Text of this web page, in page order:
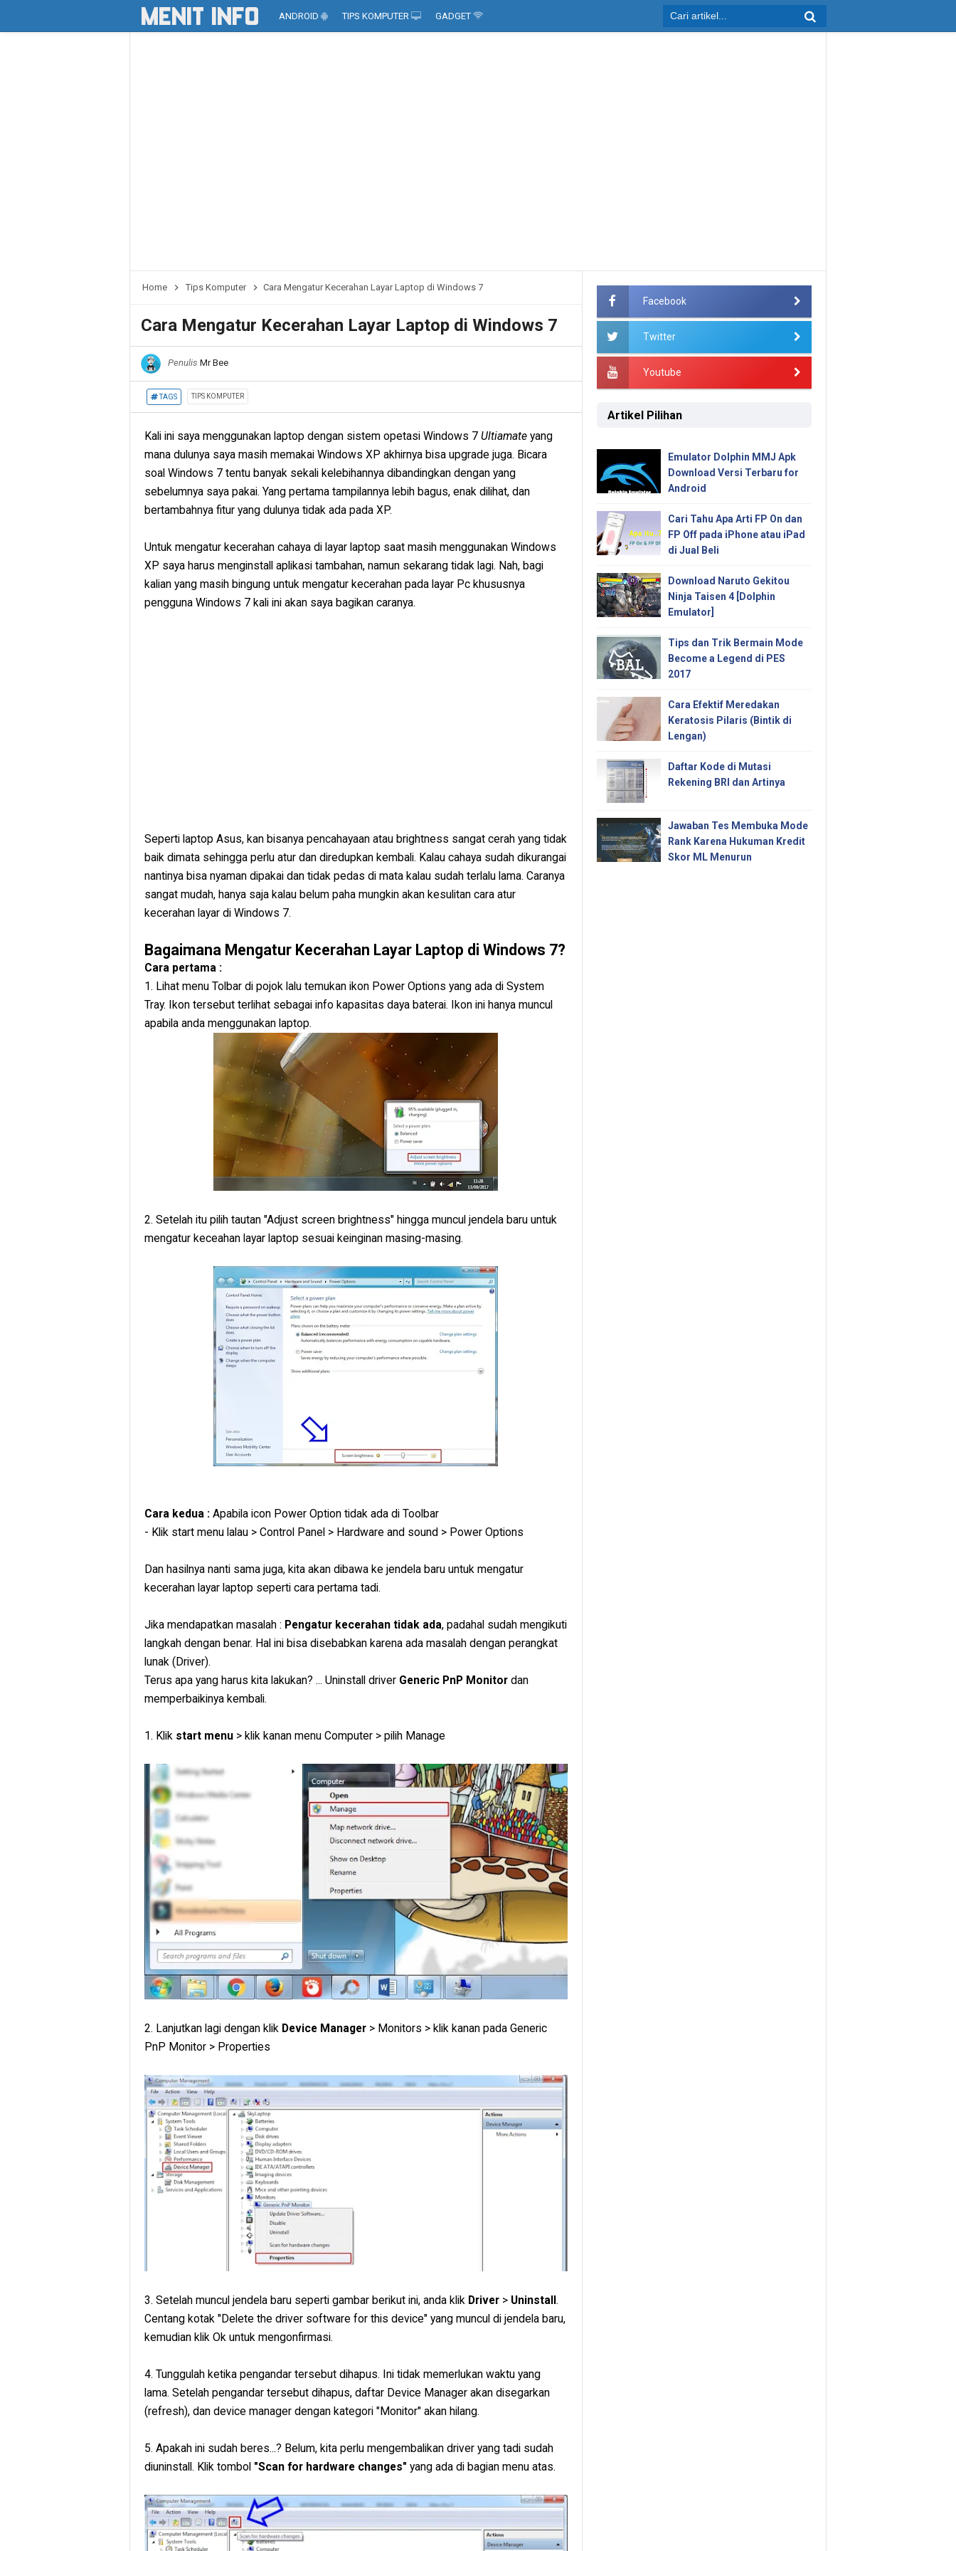
ANDROID TIPS KOMPUTER GADGET
Home Tips Komputer Cara Mengatur Kecerahan Layar Laptop di Windows 7
Cara Mengatur Kecerahan Layar Laptop di Windows 7
Penulis Mr Bee
TAGS TIPS KOMPUTER
Kali ini saya menggunakan laptop dengan sistem opetasi Windows 7 Ultiamate yang
mana dulunya saya masih memakai Windows XP akhirnya bisa upgrade juga. Bicara
soal Windows 7 tentu banyak sekali kelebihannya dibandingkan dengan yang
sebelumnya saya pakai. Yang pertama tampilannya lebih bagus, enak dilihat, dan
bertambahnya fitur yang dulunya tidak ada pada XP.
Untuk mengatur kecerahan cahaya di layar laptop saat masih menggunakan Windows
XP saya harus menginstall aplikasi tambahan, namun sekarang tidak lagi. Nah, bagi
kalian yang masih bingung untuk mengatur kecerahan pada layar Pc khususnya
pengguna Windows 7 kali ini akan saya bagikan caranya.
Seperti laptop Asus, kan bisanya pencahayaan atau brightness sangat cerah yang tidak
baik dimata sehingga perlu atur dan diredupkan kembali. Kalau cahaya sudah dikurangai
nantinya bisa nyaman dipakai dan tidak pedas di mata kalau sudah terlalu lama. Caranya
sangat mudah, hanya saja kalau belum paha mungkin akan kesulitan cara atur
kecerahan layar di Windows 7.
Bagaimana Mengatur Kecerahan Layar Laptop di Windows 7?
Cara pertama :
1. Lihat menu Tolbar di pojok lalu temukan ikon Power Options yang ada di System
Tray. Ikon tersebut terlihat sebagai info kapasitas daya baterai. Ikon ini hanya muncul
apabila anda menggunakan laptop.
2. Setelah itu pilih tautan "Adjust screen brightness" hingga muncul jendela baru untuk
mengatur keceahan layar laptop sesuai keinginan masing-masing.
Cara kedua : Apabila icon Power Option tidak ada di Toolbar
- Klik start menu lalau > Control Panel > Hardware and sound > Power Options
Dan hasilnya nanti sama juga, kita akan dibawa ke jendela baru untuk mengatur
kecerahan layar laptop seperti cara pertama tadi.
Jika mendapatkan masalah : Pengatur kecerahan tidak ada, padahal sudah mengikuti
langkah dengan benar. Hal ini bisa disebabkan karena ada masalah dengan perangkat
lunak (Driver).
Terus apa yang harus kita lakukan? ... Uninstall driver Generic PnP Monitor dan
memperbaikinya kembali.
1. Klik start menu > klik kanan menu Computer > pilih Manage
2. Lanjutkan lagi dengan klik Device Manager > Monitors > klik kanan pada Generic
PnP Monitor > Properties
3. Setelah muncul jendela baru seperti gambar berikut ini, anda klik Driver > Uninstall.
Centang kotak "Delete the driver software for this device" yang muncul di jendela baru,
kemudian klik Ok untuk mengonfirmasi.
4. Tunggulah ketika pengandar tersebut dihapus. Ini tidak memerlukan waktu yang
lama. Setelah pengandar tersebut dihapus, daftar Device Manager akan disegarkan
(refresh), dan device manager dengan kategori "Monitor" akan hilang.
5. Apakah ini sudah beres...? Belum, kita perlu mengembalikan driver yang tadi sudah
diuninstall. Klik tombol "Scan for hardware changes" yang ada di bagian menu atas.
Facebook
Twitter
Youtube
Artikel Pilihan
Emulator Dolphin MMJ Apk
Download Versi Terbaru for
Android
Cari Tahu Apa Arti FP On dan
FP Off pada iPhone atau iPad
di Jual Beli
Download Naruto Gekitou
Ninja Taisen 4 [Dolphin
Emulator]
Tips dan Trik Bermain Mode
Become a Legend di PES
2017
Cara Efektif Meredakan
Keratosis Pilaris (Bintik di
Lengan)
Daftar Kode di Mutasi
Rekening BRI dan Artinya
Jawaban Tes Membuka Mode
Rank Karena Hukuman Kredit
Skor ML Menurun